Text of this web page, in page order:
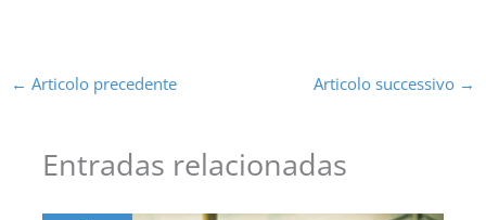
← Articolo precedente Articolo successivo →
Entradas relacionadas